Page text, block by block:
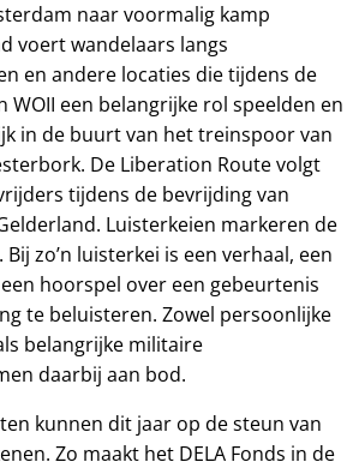
naar voormalig kamp
voert wandelaars langs
en andere locaties die tijdens de
een belangrijke rol speelden en
in de buurt van het treinspoor van
De Liberation Route volgt
tijdens de bevrijding van
Luisterkeien markeren de
zo’n luisterkei is een verhaal, een
hoorspel over een gebeurtenis
te beluisteren. Zowel persoonlijke
belangrijke militaire
daarbij aan bod.
kunnen dit jaar op de steun van
Zo maakt het DELA Fonds in de